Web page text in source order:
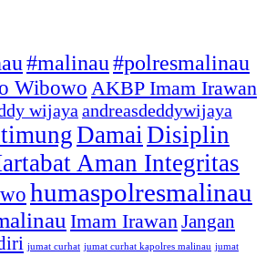
#malinau#polresmalinau
Wibowo AKBP Imam Irawan
wijaya andreasdeddywijaya
DamaiDisiplin
Aman Integritas
humaspolresmalinau
Imam IrawanJangan
jumat curhat jumat curhat kapolres malinau jumat